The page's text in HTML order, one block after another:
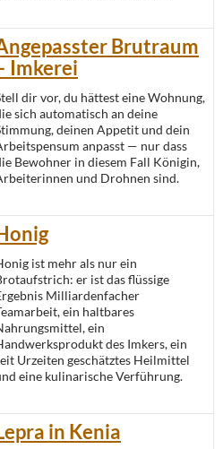
Brutraum
Imkerei
dir vor, du hättest eine Wohnung,
sich automatisch an deine
deinen Appetit und dein
anpasst — nur dass
Bewohner in diesem Fall Königin,
und Drohnen sind.
ist mehr als nur ein
er ist das flüssige
Milliardenfacher
ein haltbares
ein
des Imkers, ein
Urzeiten geschätztes Heilmittel
eine kulinarische Verführung.
in Kenia